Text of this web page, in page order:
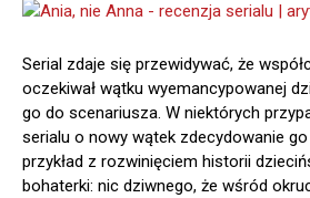
Serial zdaje się przewidywać, że
oczekiwał wątku wyemancypowanej
go do scenariusza. W niektórych
serialu o nowy wątek zdecydowanie
przykład z rozwinięciem historii
bohaterki: nic dziwnego, że wśród